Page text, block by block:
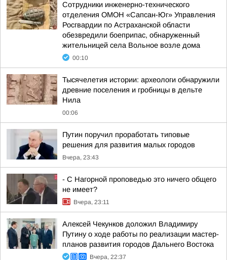
Сотрудники инженерно-технического
отделения ОМОН «Сапсан-Юг» Управления
Росгвардии по Астраханской области
обезвредили боеприпас, обнаруженный
жительницей села Вольное возле дома
00:10
Тысячелетия истории: археологи обнаружили
древние поселения и гробницы в дельте
Нила
00:06
Путин поручил проработать типовые
решения для развития малых городов
Вчера, 23:43
- С Нагорной проповедью это ничего общего
не имеет?
Вчера, 23:11
Алексей Чекунков доложил Владимиру
Путину о ходе работы по реализации мастер-
планов развития городов Дальнего Востока
Вчера, 22:37